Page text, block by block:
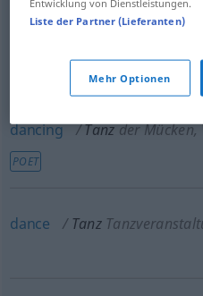
Tanzder Mücken,
dancing Tanzder
POET
dance Tanz
Liste der Partner (Lieferanten)
Mehr Optionen